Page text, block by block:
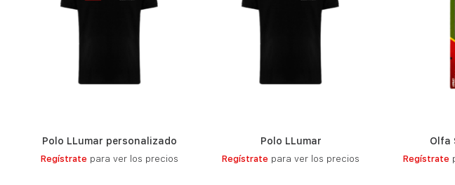
Polo LLumar personalizado
Regístrate para ver los precios
Polo LLumar
Regístrate para ver los precios
Olfa
Regístrate